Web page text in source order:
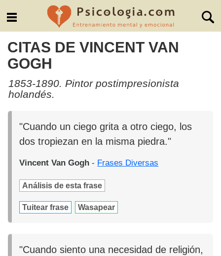
CITAS DE VINCENT VAN
GOGH
1853-1890. Pintor postimpresionista
holandés.
"Cuando un ciego grita a otro ciego, los
dos tropiezan en la misma piedra."
Vincent Van Gogh - Frases Diversas
Análisis de esta frase
Tuitear frase Wasapear
"Cuando siento una necesidad de religión,